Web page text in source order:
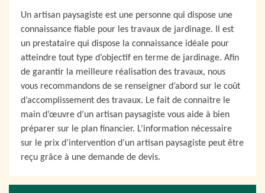
Un artisan paysagiste est une personne qui dispose une
connaissance fiable pour les travaux de jardinage. Il est
un prestataire qui dispose la connaissance idéale pour
atteindre tout type d’objectif en terme de jardinage. Afin
de garantir la meilleure réalisation des travaux, nous
vous recommandons de se renseigner d’abord sur le coût
d’accomplissement des travaux. Le fait de connaitre le
main d’œuvre d’un artisan paysagiste vous aide à bien
préparer sur le plan financier. L’information nécessaire
sur le prix d’intervention d’un artisan paysagiste peut être
reçu grâce à une demande de devis.